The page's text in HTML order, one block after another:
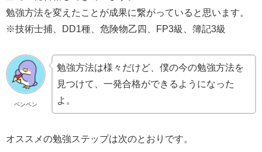
勉強方法を変えたことが成果に繋がっていると思います。
※技術士捕、DD1種、危険物乙四、FP3級、簿記3級
ペンペン
勉強方法は様々だけど、僕の今の勉強方法を
見つけて、一発合格ができるようになった
よ。
オススメの勉強ステップは次のとおりです。